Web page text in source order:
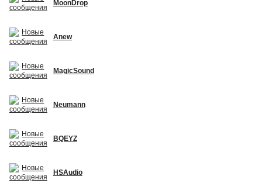
MoonDrop
Anew
MagicSound
Neumann
BQEYZ
HSAudio